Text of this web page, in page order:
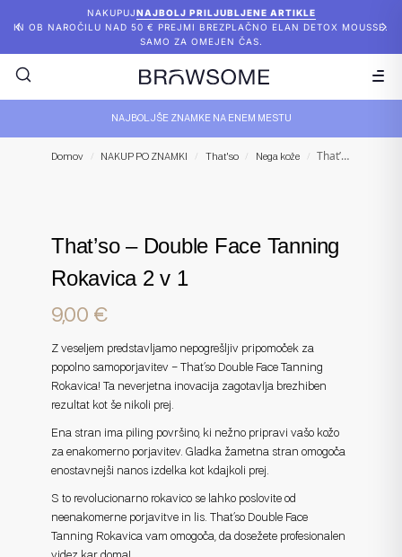
NAKUPUJNAJBOLJ PRILJUBLJENE ARTIKLE
IN OB NAROČILU NAD 50 € PREJMI BREZPLAČNO ELAN DETOX MOUSSE.
SAMO ZA OMEJEN ČAS.
NAJBOLJŠE ZNAMKE NA ENEM MESTU
Domov / NAKUP PO ZNAMKI / That'so / Nega kože / That’so – Double Face Tanning Rokavica 2 v 1
That’so – Double Face Tanning
Rokavica 2 v 1
9,00 €
Z veseljem predstavljamo nepogrešljiv pripomoček za
popolno samoporjavitev – That’so Double Face Tanning
Rokavica! Ta neverjetna inovacija zagotavlja brezhiben
rezultat kot še nikoli prej.
Ena stran ima piling površino, ki nežno pripravi vašo kožo
za enakomerno porjavitev. Gladka žametna stran omogoča
enostavnejši nanos izdelka kot kdajkoli prej.
S to revolucionarno rokavico se lahko poslovite od
neenakomerne porjavitve in lis. That’so Double Face
Tanning Rokavica vam omogoča, da dosežete profesionalen